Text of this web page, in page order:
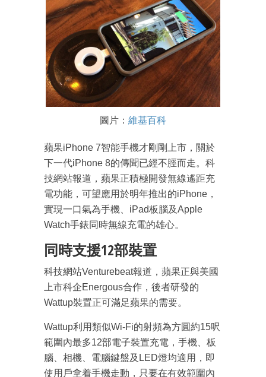
圖片： 維基百科
蘋果iPhone 7智能手機才剛剛上市，關於
下一代iPhone 8的傳聞已經不脛而走。科
技網站報道，蘋果正積極開發無線遙距充
電功能，可望應用於明年推出的iPhone，
實現一口氣為手機、iPad板腦及Apple
Watch手錶同時無線充電的雄心。
同時支援12部裝置
科技網站Venturebeat報道，蘋果正與美國
上市科企Energous合作，後者研發的
Wattup裝置正可滿足蘋果的需要。
Wattup利用類似Wi-Fi的射頻為方圓約15呎
範圍內最多12部電子裝置充電，手機、板
腦、相機、電腦鍵盤及LED燈均適用，即
使用戶拿着手機走動，只要在有效範圍內